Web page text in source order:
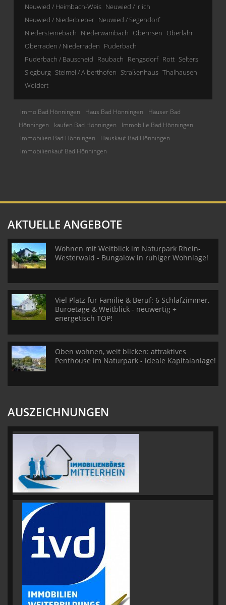
Neuwied / Heimbach-Weis Neuwied / Irlich
Neuwied / Niederbieber Neuwied / Segendorf
Niedersteinebach Niederwambach Oberirsen Oberlahr
Oberraden / Niederraden Puderbach
Puderbach / Bauscheid Raubach Rengsdorf Rott Selters
Siegburg Steimel / Alberthofen Straßenhaus Thalhausen
Woldert
Immo Bad Hönningen Haus Bad Hönningen
Häuser Bad
Hönningen
kaufen Bad Hönningen
Immobilie Bad Hönningen
Immobilien Bad Hönningen
Hauskauf Bad Hönningen
Immobilienkauf Bad Hönningen
AKTUELLE ANGEBOTE
Wohnen mit Weitblick im Naturpark Rhein-
Westerwald - Bungalow in ruhiger Wohnlage!
Viel Platz für Familie & Beruf: 6 Schlafzimmer,
Büroetage & Weitblick - neuwertig +
energetisch TOP!
Oben wohnen, weit blicken: attraktives
Penthouse im Naturpark - ideale Kapitalanlage!
AUSZEICHNUNGEN